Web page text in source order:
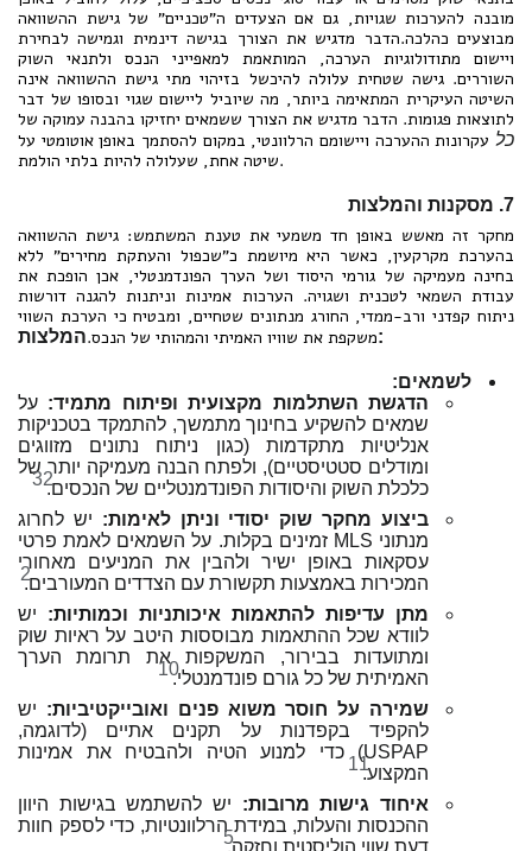
מובנה להערכות שגויות, גם אם הצעדים ה"טכניים" של גישת ההשוואה
מבוצעים כהלכה.הדבר מדגיש את הצורך בגישה דינמית וגמישה לבחירת
ויישום מתודולוגיות הערכה, המותאמת למאפייני הנכס ולתנאי השוק
השוררים. גישה שטחית עלולה להיכשל בזיהוי מתי גישת ההשוואה אינה
השיטה העיקרית המתאימה ביותר, מה שיוביל ליישום שגוי ובסופו של דבר
לתוצאות פגומות. הדבר מדגיש את הצורך ששמאים יחזיקו בהבנה עמוקה של
כל עקרונות ההערכה ויישומם הרלוונטי, במקום להסתמך באופן אוטומטי על
שיטה אחת, שעלולה להיות בלתי הולמת.
7. מסקנות והמלצות
מחקר זה מאשש באופן חד משמעי את טענת המשתמש: גישת ההשוואה
בהערכת מקרקעין, כאשר היא מיושמת כ"שכפול והעתקת מחירים" ללא
בחינה מעמיקה של גורמי היסוד ושל הערך הפונדמנטלי, אכן הופכת את
עבודת השמאי לטכנית ושגויה. הערכות אמינות וניתנות להגנה דורשות
ניתוח קפדני ורב-ממדי, החורג מנתונים שטחיים, ומבטיח כי הערכת השווי
משקפת את שוויו האמיתי והמהותי של הנכס.המלצות:
לשמאים:
הדגשת השתלמות מקצועית ופיתוח מתמיד: על
שמאים להשקיע בחינוך מתמשך, להתמקד בטכניקות
אנליטיות מתקדמות (כגון ניתוח נתונים מזווגים
ומודלים סטטיסטיים), ולפתח הבנה מעמיקה יותר של
כלכלת השוק והיסודות הפונדמנטליים של הנכסים.32
ביצוע מחקר שוק יסודי וניתן לאימות: יש לחרוג
מנתוני MLS זמינים בקלות. על השמאים לאמת פרטי
עסקאות באופן ישיר ולהבין את המניעים מאחורי
המכירות באמצעות תקשורת עם הצדדים המעורבים.2
מתן עדיפות להתאמות איכותניות וכמותיות: יש
לוודא שכל ההתאמות מבוססות היטב על ראיות שוק
ומתועדות בבירור, המשקפות את תרומת הערך
האמיתית של כל גורם פונדמנטלי.10
שמירה על חוסר משוא פנים ואובייקטיביות: יש
להקפיד בקפדנות על תקנים אתיים (לדוגמה,
USPAP) כדי למנוע הטיה ולהבטיח את אמינות
המקצוע.11
איחוד גישות מרובות: יש להשתמש בגישות היוון
ההכנסות והעלות, במידת הרלוונטיות, כדי לספק חוות
5